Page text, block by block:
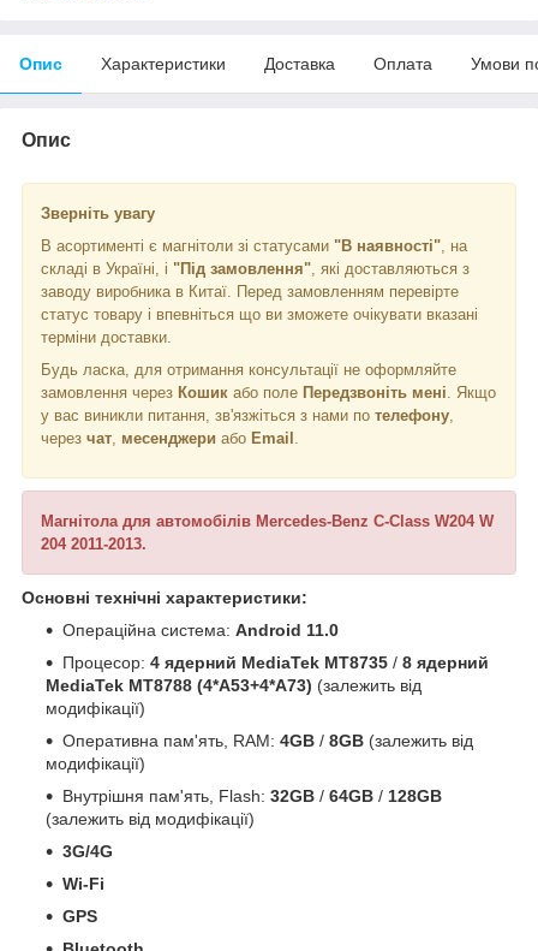
Опис Характеристики Доставка Оплата Умови
Опис
Зверніть увагу
В асортименті є магнітоли зі статусами "В наявності" , на
складі в Україні, і "Під замовлення" , які доставляються з
заводу виробника в Китаї. Перед замовленням перевірте
статус товару і впевніться що ви зможете очікувати вказані
терміни доставки.
Будь ласка, для отримання консультації не оформляйте
замовлення через Кошик або поле Передзвоніть мені . Якщо
у вас виникли питання, зв'язжіться з нами по телефону
через чат месенджери або Email
Магнітола для автомобілів Mercedes-Benz C-Class W204 W
204 2011-2013.
Основні технічні характеристики:
Операційна система: Android 11.0
Процесор: 4 ядерний MediaTek MT8735 / 8 ядерний
MediaTek MT8788 (4*A53+4*A73) (залежить від
модифікації)
Оперативна пам'ять, RAM: 4GB / 8GB (залежить від
модифікації)
Внутрішня пам'ять, Flash: 32GB / 64GB / 128GB
(залежить від модифікації)
3G/4G
Wi-Fi
GPS